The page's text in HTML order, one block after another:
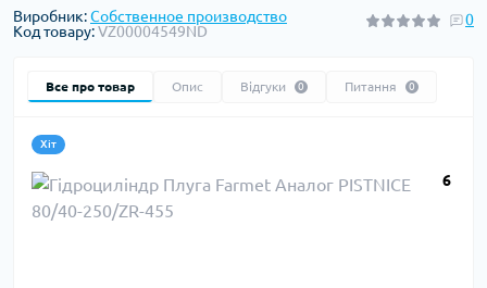
Виробник:Собственное производство
Код товару:VZ00004549ND
0
Все про товар Опис Відгуки 0 Питання 0
Хіт
6